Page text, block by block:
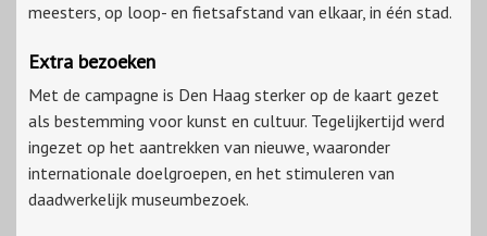
meesters, op loop- en fietsafstand van elkaar, in één stad.
Extra bezoeken
Met de campagne is Den Haag sterker op de kaart gezet
als bestemming voor kunst en cultuur. Tegelijkertijd werd
ingezet op het aantrekken van nieuwe, waaronder
internationale doelgroepen, en het stimuleren van
daadwerkelijk museumbezoek.